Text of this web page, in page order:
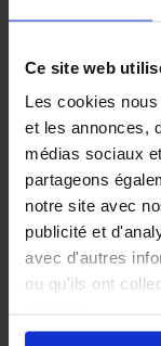
Ce site web
Les cookies
et les annonces,
médias sociaux
partageons
notre site avec
publicité et
avec d'autres
ou qu'ils ont
En cliquant sur
Extracteur 3
Langstroth ou
cadres Dadant
pieds)
249,90 €